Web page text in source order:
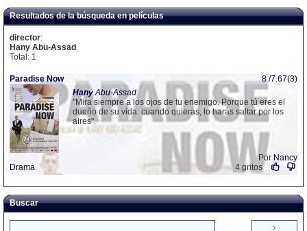
Resultados de la búsqueda en películas
director:
Hany Abu-Assad
Total: 1
Paradise Now
8 /7.67(3)
HanyAbu-Assad
"Mira siempre a los ojos de tu enemigo. Porque tú eres el
dueño de su vida: cuando quieras, lo harás saltar por los
aires".
Por Nancy
Drama
4 gritos
Buscar